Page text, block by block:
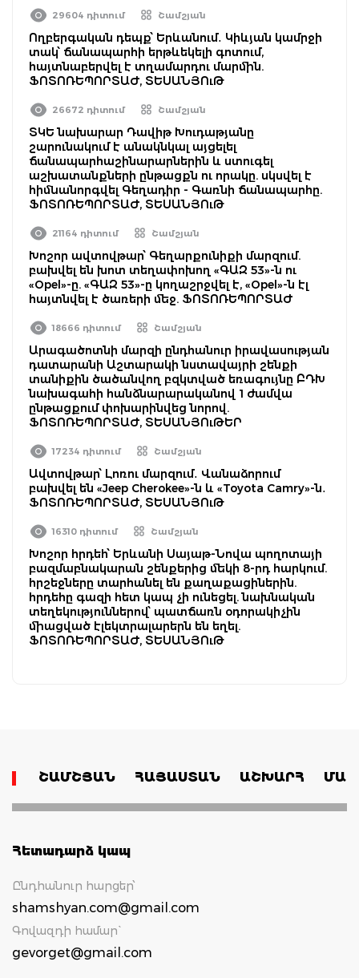
29604 դիտում Շամշյան
Ողբերգական դեպք՝ Երևանում․ Կիևյան կամրջի
տակ՝ ճանապարհի երթևեկելի գոտում,
հայտնաբերվել է տղամարդու մարմին.
ՖՈՏՈՌԵՊՈՐՏԱԺ, ՏԵՍԱՆՅՈւԹ
26672 դիտում Շամշյան
ՏԿԵ նախարար Դավիթ Խուդաթյանը
շարունակում է անակնկալ այցելել
ճանապարհաշինարարներին և ստուգել
աշխատանքների ընթացքն ու որակը. սկսվել է
հիմնանորգվել Գեղադիր - Գառնի ճանապարհը.
ՖՈՏՈՌԵՊՈՐՏԱԺ, ՏԵՍԱՆՅՈւԹ
21164 դիտում Շամշյան
Խոշոր ավտովթար՝ Գեղարքունիքի մարզում.
բախվել են խոտ տեղափոխող «ԳԱԶ 53»-ն ու
«Opel»-ը. «ԳԱԶ 53»-ը կողաշրջվել է, «Opel»-ն էլ
հայտնվել է ծառերի մեջ. ՖՈՏՈՌԵՊՈՐՏԱԺ
18666 դիտում Շամշյան
Արագածոտնի մարզի ընդհանուր իրավասության
դատարանի Աշտարակի նստավայրի շենքի
տանիքին ծածանվող բզկտված եռագույնը ԲԴԽ
նախագահի հանձնարարականով 1 ժամվա
ընթացքում փոխարինվեց նորով.
ՖՈՏՈՌԵՊՈՐՏԱԺ, ՏԵՍԱՆՅՈւԹԵՐ
17234 դիտում Շամշյան
Ավտովթար՝ Լոռու մարզում․ Վանաձորում
բախվել են «Jeep Cherokee»-ն և «Toyota Camry»-ն․
ՖՈՏՈՌԵՊՈՐՏԱԺ, ՏԵՍԱՆՅՈւԹ
16310 դիտում Շամշյան
Խոշոր հրդեհ՝ Երևանի Սայաթ-Նովա պողոտայի
բազմաբնակարան շենքերից մեկի 8-րդ հարկում.
հրշեջները տարհանել են քաղաքացիներին.
հրդեհը գազի հետ կապ չի ունեցել. նախնական
տեղեկություններով՝ պատճառն օդորակիչին
միացված էլեկտրալարերն են եղել.
ՖՈՏՈՌԵՊՈՐՏԱԺ, ՏԵՍԱՆՅՈւԹ
ՇԱՄՇՅԱՆ ՀԱՅԱՍՏԱՆ ԱՇԽԱՐՀ
Հետադարձ կապ
Ընդհանուր հարցեր՝
shamshyan.com@gmail.com
Գովազդի համար`
gevorget@gmail.com